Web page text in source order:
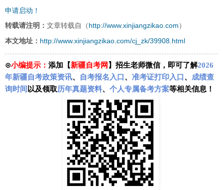
申请启动！
转载请注明： 文章转载自（ http://www.xinjiangzikao.com ）
本文地址： http://www.xinjiangzikao.com/cj_zk/39908.html
⊙小编提示： 添加【新疆自考网 】招生老师微信，即可了解2026
年新疆自考政策资讯、 自考报名入口 、 准考证打印入口 、 成绩查
询时间 以及领取历年真题资料、 个人专属备考方案等相关信息！